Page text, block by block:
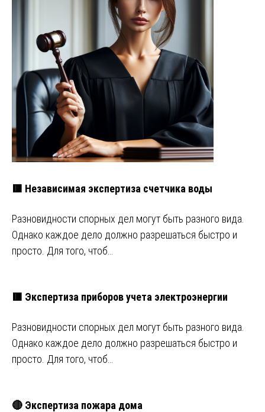
🟥 Независимая экспертиза счетчика воды
Разновидности спорных дел могут быть разного вида.
Однако каждое дело должно разрешаться быстро и
просто. Для того, чтоб…
🟥 Экспертиза приборов учета электроэнергии
Разновидности спорных дел могут быть разного вида.
Однако каждое дело должно разрешаться быстро и
просто. Для того, чтоб…
🔴 Экспертиза пожара дома